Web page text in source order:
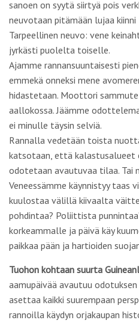
Rannalla vedetään toista
katsotaan, että kalastusalueet
odotetaan avautuvaa tilaa. Tai
Veneessämme käynnistyy taas
kuulostaa välillä kiivaalta
pohdintaa? Poliittista
korkeammalle ja päivä käy
paikkaa pään ja hartioiden
Tuohon kohtaan suurta
aamupäivää avautuu
asettaa kaikki suurempaan
rannoilla käydyn orjakaupan
”kalastajien rannikon” pitkiin
horisonttiin ja muistaa siellä
kiinalaiset, venäläiset,
ja niiden vaikutuksen
rantojen merirosvouksen
aluevesille ja sen vaaralliset
jossa Cotonoun sataman tulot
Katseeni ei kuitenkaan ole